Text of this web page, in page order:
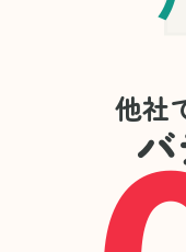
他社